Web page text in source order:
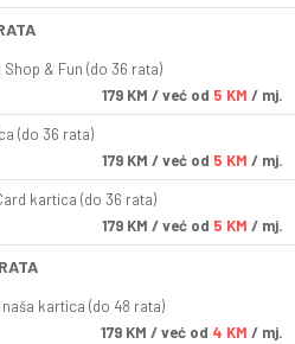
& Fun (do 36 rata)
179 KM / već od 5 KM / mj.
(do 36 rata)
179 KM / već od 5 KM / mj.
kartica (do 36 rata)
179 KM / već od 5 KM / mj.
kartica (do 48 rata)
179 KM / već od 4 KM / mj.